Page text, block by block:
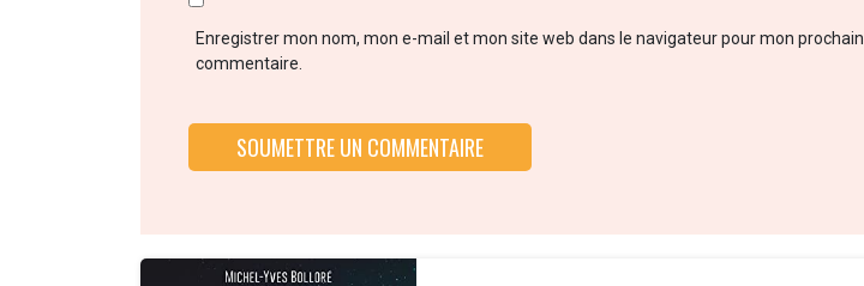
Enregistrer mon nom, mon e-mail et mon site web dans le navigateur pour mon prochain
commentaire.